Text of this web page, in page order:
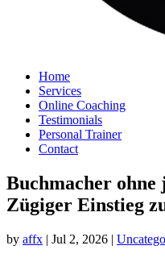
Home
Services
Online Coaching
Testimonials
Personal Trainer
Contact
Buchmacher
Zügiger Einstieg
by affx | Jul 2, 2026 |